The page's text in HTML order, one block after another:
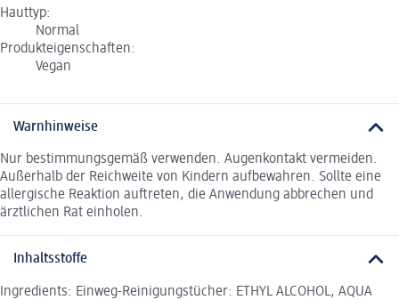
Hauttyp:
Normal
Produkteigenschaften:
Vegan
Warnhinweise
Nur bestimmungsgemäß verwenden. Augenkontakt vermeiden.
Außerhalb der Reichweite von Kindern aufbewahren. Sollte eine
allergische Reaktion auftreten, die Anwendung abbrechen und
ärztlichen Rat einholen.
Inhaltsstoffe
Ingredients: Einweg-Reinigungstücher: ETHYL ALCOHOL, AQUA